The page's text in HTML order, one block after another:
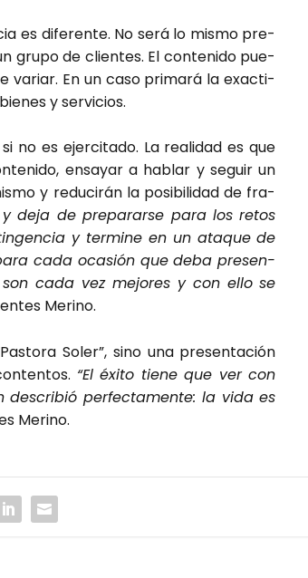
es dife­ren­te. No será lo mis­mo pre­
gru­po de clien­tes. El con­te­ni­do pue­
variar. En un caso pri­ma­rá la exac­ti­
y ser­vi­cios.
no es ejer­ci­ta­do. La reali­dad es que
ensa­yar a hablar y seguir un
y redu­ci­rán la posi­bi­li­dad de fra­
deja de pre­pa­rar­se para los retos
y ter­mi­ne en un ata­que de
cada oca­sión que deba pre­sen­
cada vez mejo­res y con ello se
Merino.
Soler”, sino una pre­sen­ta­ción
“El éxi­to tie­ne que ver con
des­cri­bió per­fec­ta­men­te: la vida es
Merino.